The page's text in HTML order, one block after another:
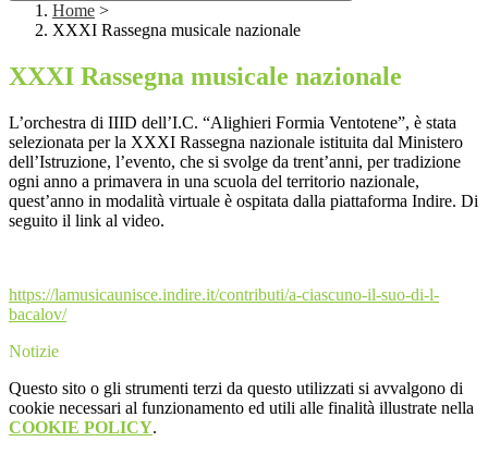
Home >
XXXI Rassegna musicale nazionale
XXXI Rassegna musicale nazionale
L’orchestra di IIID dell’I.C. “Alighieri Formia Ventotene”, è stata
selezionata per la XXXI Rassegna nazionale istituita dal Ministero
dell’Istruzione, l’evento, che si svolge da trent’anni, per tradizione
ogni anno a primavera in una scuola del territorio nazionale,
quest’anno in modalità virtuale è ospitata dalla piattaforma Indire. Di
seguito il link al video.
https://lamusicaunisce.indire.it/contributi/a-ciascuno-il-suo-di-l-
bacalov/
Notizie
Questo sito o gli strumenti terzi da questo utilizzati si avvalgono di
cookie necessari al funzionamento ed utili alle finalità illustrate nella
COOKIE POLICY.